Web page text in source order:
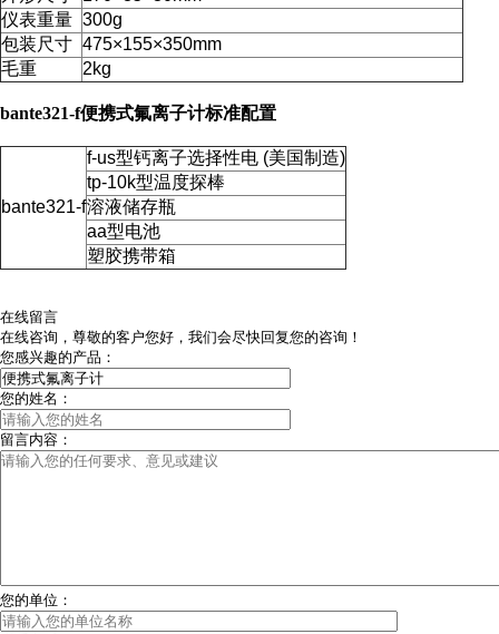
仪表重量 300g
包装尺寸 475×155×350mm
毛重
2kg
bante321-f便携式氟离子计标准配置
bante321-f
f-us型钙离子选择性电 (美国制造)
tp-10k型温度探棒
溶液储存瓶
aa型电池
塑胶携带箱
在线留言
在线咨询，尊敬的客户您好，我们会尽快回复您的咨询！
您感兴趣的产品：
您的姓名：
留言内容：
您的单位：